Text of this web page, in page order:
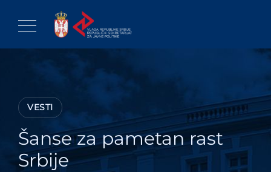
content
VESTI
Šanse za pametan rast
Srbije